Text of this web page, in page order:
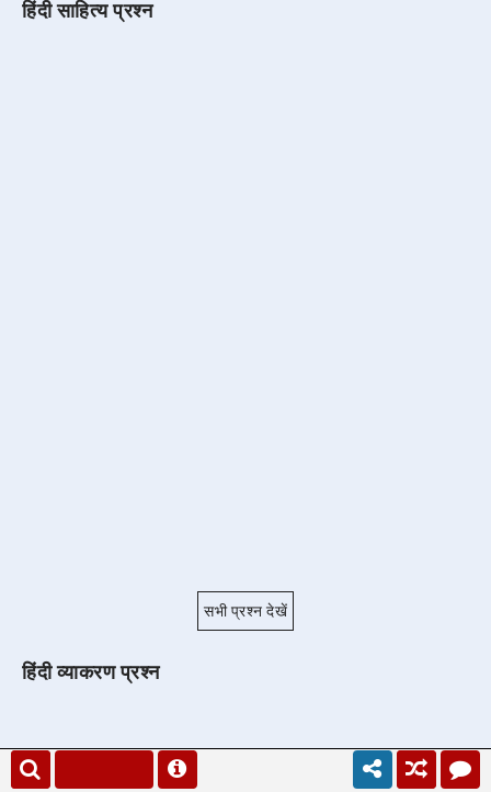
हिंदी साहित्य प्रश्न
सभी प्रश्न देखें
हिंदी व्याकरण प्रश्न